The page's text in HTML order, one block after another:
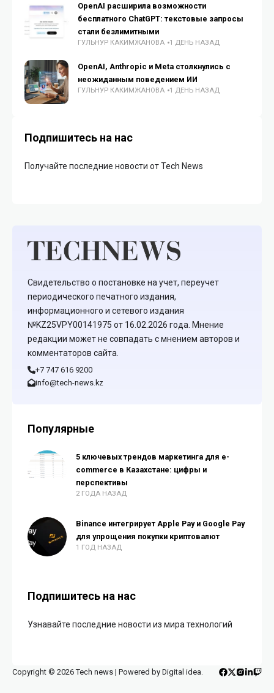
OpenAI расширила возможности
бесплатного ChatGPT: текстовые запросы
стали безлимитными
ГУЛЬНУР КАКИМЖАНОВА 1 ДЕНЬ НАЗАД
OpenAI, Anthropic и Meta столкнулись с
неожиданным поведением ИИ
ГУЛЬНУР КАКИМЖАНОВА 1 ДЕНЬ НАЗАД
Подпишитесь на нас
Получайте последние новости от Tech News
Свидетельство о постановке на учет, переучет
периодического печатного издания,
информационного и сетевого издания
№KZ25VPY00141975 от 16.02.2026 года. Мнение
редакции может не совпадать с мнением авторов и
комментаторов сайта.
+7 747 616 9200
info@tech-news.kz
Популярные
5 ключевых трендов маркетинга для e-
commerce в Казахстане: цифры и
перспективы
2 ГОДА НАЗАД
Binance интегрирует Apple Pay и Google Pay
для упрощения покупки криптовалют
1 ГОД НАЗАД
Подпишитесь на нас
Узнавайте последние новости из мира технологий
Copyright © 2026 Tech news | Powered by Digital idea.